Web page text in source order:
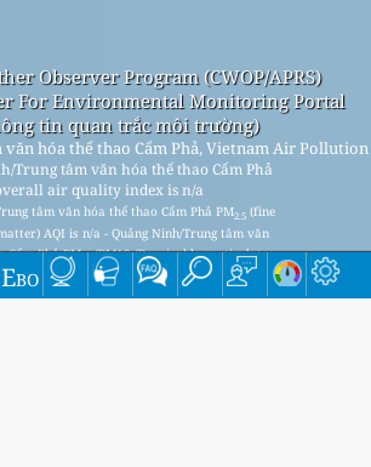
Ево
Observer Program (CWOP/APRS)
For Environmental Monitoring Portal
tin quan trắc môi trường)
hóa thể thao Cẩm Phả, Vietnam Air Pollution
Trung tâm văn hóa thể thao Cẩm Phả
air quality index is n/a
tâm văn hóa thể thao Cẩm Phả PM2.5 (fine
AQI is n/a - Quảng Ninh/Trung tâm văn
Cẩm Phả PM (PM10 (Respirable particulate
n/a - Quảng Ninh/Trung tâm văn hóa thể thao
NO2(Nitrogen Dioxide) AQI is 12 - Quảng